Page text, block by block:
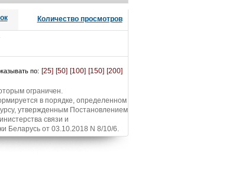
Количество просмотров
по: [25] [50] [100] [150] [200]
ограничен.
в порядке, определенном
утвержденным Постановлением
связи и
Беларусь от 03.10.2018 N 8/10/6.